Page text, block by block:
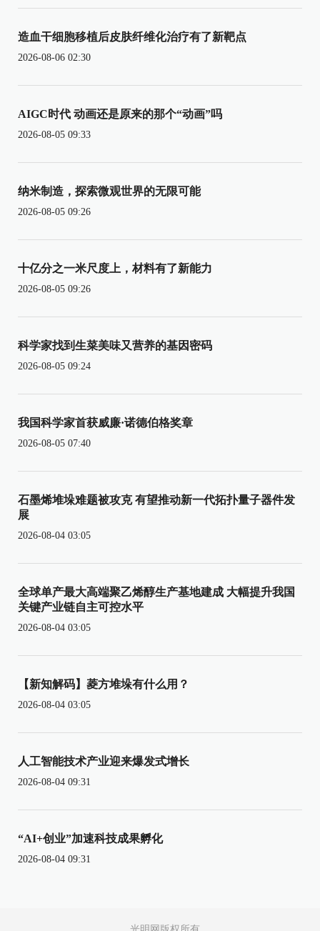
造血干细胞移植后皮肤纤维化治疗有了新靶点
2026-08-06 02:30
AIGC时代 动画还是原来的那个“动画”吗
2026-08-05 09:33
纳米制造，探索微观世界的无限可能
2026-08-05 09:26
十亿分之一米尺度上，材料有了新能力
2026-08-05 09:26
科学家找到生菜美味又营养的基因密码
2026-08-05 09:24
我国科学家首获威廉·诺德伯格奖章
2026-08-05 07:40
石墨烯堆垛难题被攻克 有望推动新一代拓扑量子器件发
展
2026-08-04 03:05
全球单产最大高端聚乙烯醇生产基地建成 大幅提升我国
关键产业链自主可控水平
2026-08-04 03:05
【新知解码】菱方堆垛有什么用？
2026-08-04 03:05
人工智能技术产业迎来爆发式增长
2026-08-04 09:31
“AI+创业”加速科技成果孵化
2026-08-04 09:31